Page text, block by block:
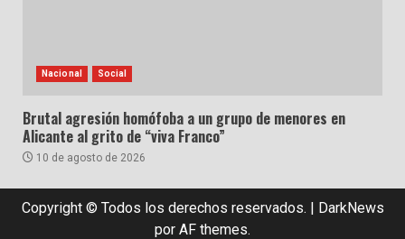
Nacional Social
Brutal agresión homófoba a un grupo de menores en
Alicante al grito de “viva Franco”
10 de agosto de 2026
Copyright © Todos los derechos reservados. | DarkNews
por AF themes.